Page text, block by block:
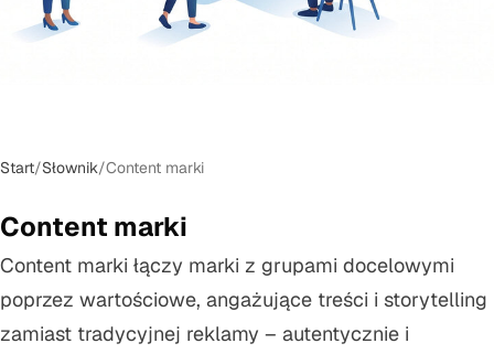
Start/Słownik/Content marki
Content marki
Content marki łączy marki z grupami docelowymi
poprzez wartościowe, angażujące treści i storytelling
zamiast tradycyjnej reklamy – autentycznie i